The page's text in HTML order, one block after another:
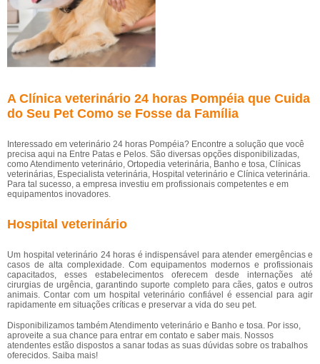
A Clínica veterinário 24 horas Pompéia que Cuida
do Seu Pet Como se Fosse da Família
Interessado em veterinário 24 horas Pompéia? Encontre a solução que você
precisa aqui na Entre Patas e Pelos. São diversas opções disponibilizadas,
como Atendimento veterinário, Ortopedia veterinária, Banho e tosa, Clínicas
veterinárias, Especialista veterinária, Hospital veterinário e Clínica veterinária.
Para tal sucesso, a empresa investiu em profissionais competentes e em
equipamentos inovadores.
Hospital veterinário
Um hospital veterinário 24 horas é indispensável para atender emergências e
casos de alta complexidade. Com equipamentos modernos e profissionais
capacitados, esses estabelecimentos oferecem desde internações até
cirurgias de urgência, garantindo suporte completo para cães, gatos e outros
animais. Contar com um hospital veterinário confiável é essencial para agir
rapidamente em situações críticas e preservar a vida do seu pet.
Disponibilizamos também Atendimento veterinário e Banho e tosa. Por isso,
aproveite a sua chance para entrar em contato e saber mais. Nossos
atendentes estão dispostos a sanar todas as suas dúvidas sobre os trabalhos
oferecidos. Saiba mais!